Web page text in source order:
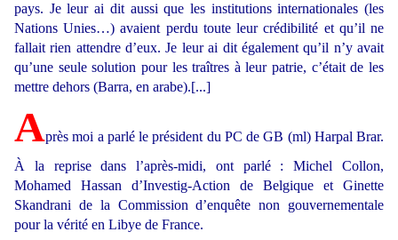
pays. Je leur ai dit aussi que les institutions internationales (les
Nations Unies…) avaient perdu toute leur crédibilité et qu’il ne
fallait rien attendre d’eux. Je leur ai dit également qu’il n’y avait
qu’une seule solution pour les traîtres à leur patrie, c’était de les
mettre dehors (Barra, en arabe).[...]
Après moi a parlé le président du PC de GB (ml) Harpal Brar.
À la reprise dans l’après-midi, ont parlé : Michel Collon,
Mohamed Hassan d’Investig-Action de Belgique et Ginette
Skandrani de la Commission d’enquête non gouvernementale
pour la vérité en Libye de France.